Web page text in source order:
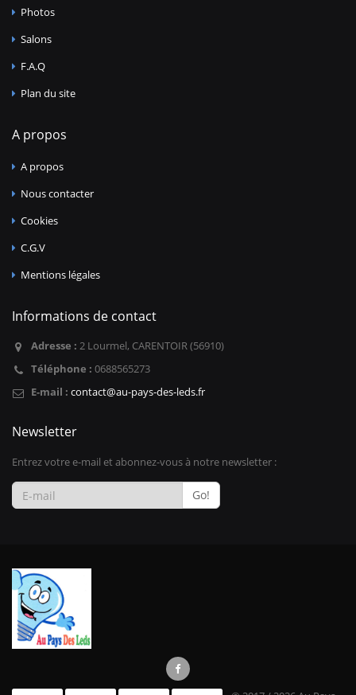
Photos
Salons
F.A.Q
Plan du site
A propos
A propos
Nous contacter
Cookies
C.G.V
Mentions légales
Informations de contact
Adresse : 2 Lourmel, CARENTOIR (56910)
Téléphone : 0688565273
E-mail : contact@au-pays-des-leds.fr
Newsletter
Entrez votre e-mail et abonnez-vous à notre newsletter :
Go!